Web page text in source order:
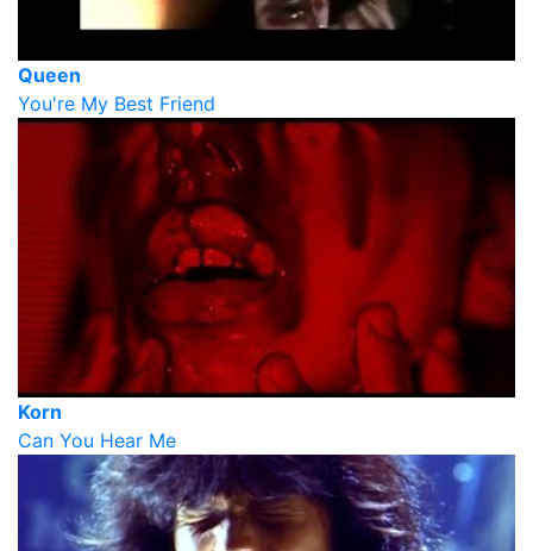
Queen
You're My Best Friend
Korn
Can You Hear Me